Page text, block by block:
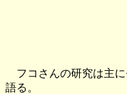
フコさんの研究は主に
語る。